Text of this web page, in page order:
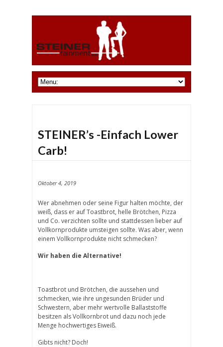
STEINER’s -Einfach Lower
Carb!
Oktober 4, 2019
Wer abnehmen oder seine Figur halten möchte, der
weiß, dass er auf Toastbrot, helle Brötchen, Pizza
und Co. verzichten sollte und stattdessen lieber auf
Vollkornprodukte umsteigen sollte. Was aber, wenn
einem Vollkornprodukte nicht schmecken?
Wir haben die Alternative!
Toastbrot und Brötchen, die aussehen und
schmecken, wie ihre ungesunden Brüder und
Schwestern, aber mehr wertvolle Ballaststoffe
besitzen als Vollkornbrot und dazu noch jede
Menge hochwertiges Eiweiß.
Gibts nicht? Doch!